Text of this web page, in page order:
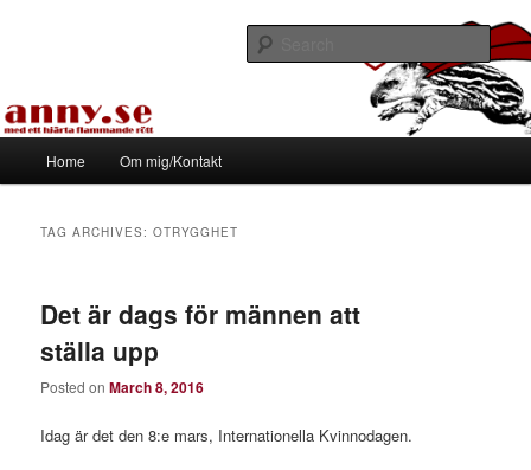
Tapirhen
Home Om mig/Kontakt
TAG ARCHIVES:OTRYGGHET
Det är dags för männen att
ställa upp
Posted onMarch 8, 2016
Idag är det den 8:e mars, Internationella Kvinnodagen.